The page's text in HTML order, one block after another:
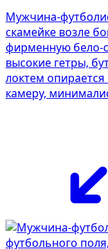
Мужчина-
скамейке возле
фирменную бело-
высокие гетры,
локтем
камеру,